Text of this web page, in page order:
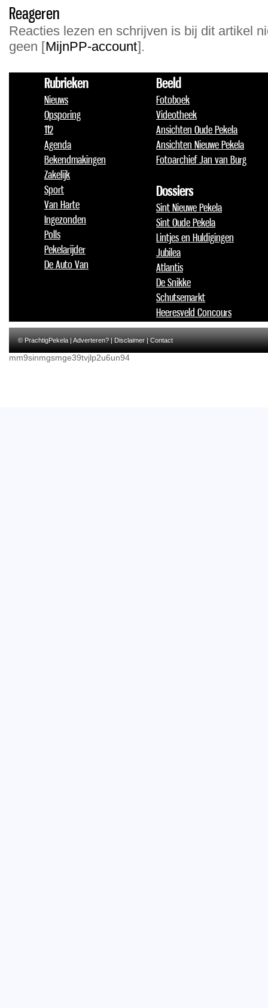
Reageren
Reacties lezen en schrijven is bij dit artikel
geen [MijnPP-account].
Rubrieken
Nieuws
Opsporing
112
Agenda
Bekendmakingen
Zakelijk
Sport
Van Harte
Ingezonden
Polls
Pekelarijder
De Auto Van
Beeld
Fotoboek
Videotheek
Ansichten Oude Pekela
Ansichten Nieuwe Pekela
Fotoarchief Jan van Burg
Dossiers
Sint Nieuwe Pekela
Sint Oude Pekela
Lintjes en Huldigingen
Jubilea
Atlantis
De Snikke
Schutsemarkt
Heeresveld Concours
© PrachtigPekela |Adverteren?|Disclaimer|Contact
mm9sinmgsmge39tvjlp2u6un94